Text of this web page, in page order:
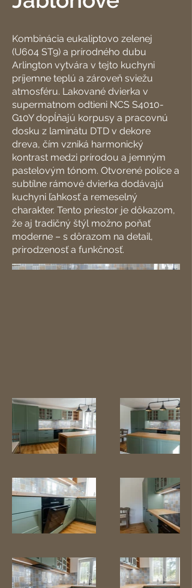
Kombinácia eukaliptovo zelenej
(U604 ST9) a prírodného dubu
Arlington vytvára v tejto kuchyni
príjemne teplú a zároveň sviežu
atmosféru. Lakované dvierka v
supermatnom odtieni NCS S4010-
G10Y dopĺňajú korpusy a pracovnú
dosku z laminátu DTD v dekore
dreva, čím vzniká harmonický
kontrast medzi prírodou a jemným
pastelovým tónom. Otvorené police a
subtílne rámové dvierka dodávajú
kuchyni ľahkosť a remeselný
charakter. Tento priestor je dôkazom,
že aj tradičný štýl možno poňať
moderne – s dôrazom na detail,
prirodzenosť a funkčnosť.